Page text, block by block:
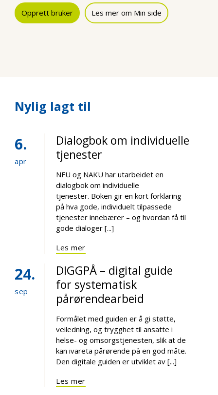
Opprett bruker Les mer om Min side
Nylig lagt til
6
apr
Dialogbok om individuelle
tjenester
NFU og NAKU har utarbeidet en
dialogbok om individuelle
tjenester. Boken gir en kort forklaring
på hva gode, individuelt tilpassede
tjenester innebærer – og hvordan få til
gode dialoger [...]
Les mer
24
sep
DIGGPÅ – digital guide
for systematisk
pårørendearbeid
Formålet med guiden er å gi støtte,
veiledning, og trygghet til ansatte i
helse- og omsorgstjenesten, slik at de
kan ivareta pårørende på en god måte.
Den digitale guiden er utviklet av [...]
Les mer